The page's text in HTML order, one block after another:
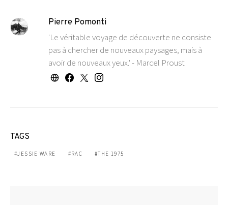
Pierre Pomonti
'Le véritable voyage de découverte ne consiste
pas à chercher de nouveaux paysages, mais à
avoir de nouveaux yeux.' - Marcel Proust
TAGS
JESSIE WARE RAC THE 1975